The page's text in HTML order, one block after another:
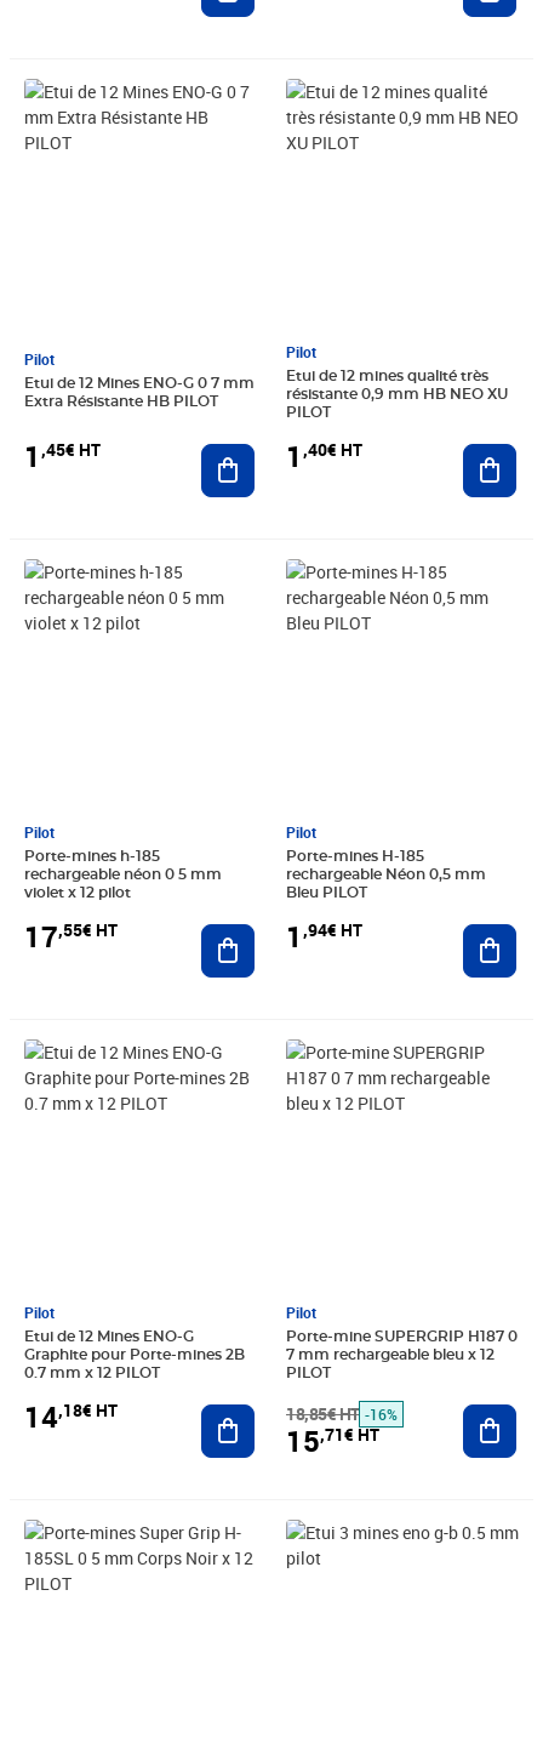
Pilot
Etui de 12 Mines ENO-G 0 7 mm
Extra Résistante HB PILOT
1 ,45€ HT
Prix 1,45€ HT
Ajouter au panier
Pilot
Etui de 12 mines qualité très
résistante 0,9 mm HB NEO XU
PILOT
1 ,40€ HT
Prix 1,40€ HT
Pilot
Porte-mines h-185
rechargeable néon 0 5 mm
violet x 12 pilot
17,55€ HT
Prix 17,55€ HT
Ajouter au panier
Pilot
Porte-mines H-185
rechargeable Néon 0,5 mm
Bleu PILOT
1 ,94€ HT
Prix 1,94€ HT
Pilot
Etui de 12 Mines ENO-G
Graphite pour Porte-mines 2B
0.7 mm x 12 PILOT
14,18€ HT
Prix 14,18€ HT
Ajouter au panier
Pilot
Porte-mine SUPERGRIP H187 0
7 mm rechargeable bleu x 12
PILOT
18,85€ HT
Prix barré 18,85€ HT
-16%
15,71€ HT
Prix 15,71€ HT
Prix barré 18,85€ HT
Prix 15,71€ HT Prix 1,43€ HT